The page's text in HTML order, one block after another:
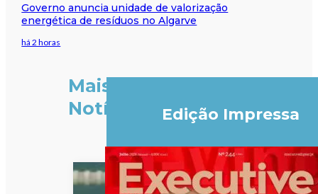
Governo anuncia unidade de valorização
energética de resíduos no Algarve
há 2 horas
Mais
Notícias
Edição Impressa